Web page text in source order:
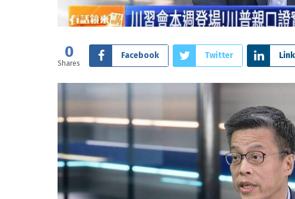
0
Shares
Facebook Twitter